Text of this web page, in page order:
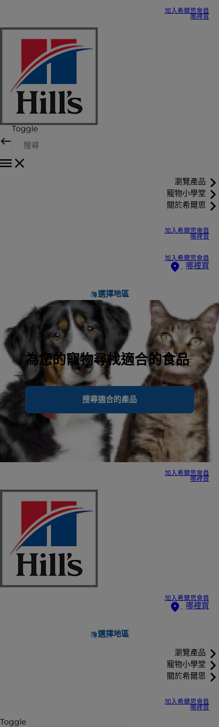
加入希爾思會員
哪裡買
Toggle
瀏覽產品
寵物小學堂
關於希爾思
加入希爾思會員
哪裡買
加入希爾思會員
哪裡買
選擇地區
為您的寵物尋找適合的食品
搜尋適合的產品
加入希爾思會員
哪裡買
加入希爾思會員
哪裡買
選擇地區
瀏覽產品
寵物小學堂
關於希爾思
加入希爾思會員
哪裡買
Toggle